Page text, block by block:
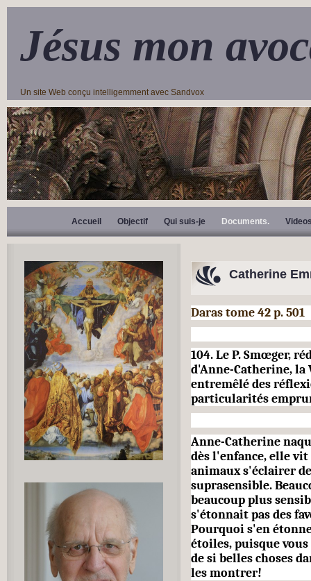
Jésus mon
Un site Web conçu intelligemment avec Sandvox
Accueil Objectif Qui suis-je Documents.
Catherine
Daras tome 42 p. 501
104. Le P. Smœger,
d'Anne-Catherine, la
entremêlé des
par­ticularités
Anne-Catherine
dès l'enfance, elle
animaux s'é­clairer
suprasensible.
beaucoup plus
s'étonnait pas des
Pourquoi s'en
étoiles, puisque vous
de si belles choses
les montrer!